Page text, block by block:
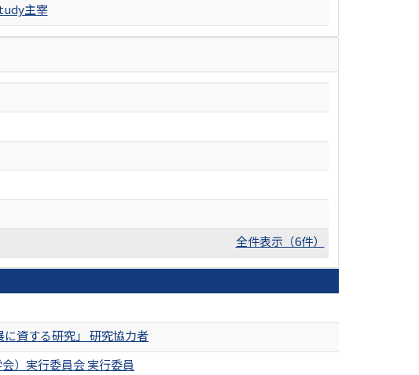
主宰
全件表示（6件）
資する研究」 研究協力者
）実行委員会 実行委員